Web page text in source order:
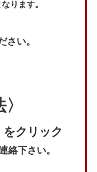
ります。
さい。
クリック
絡下さい。